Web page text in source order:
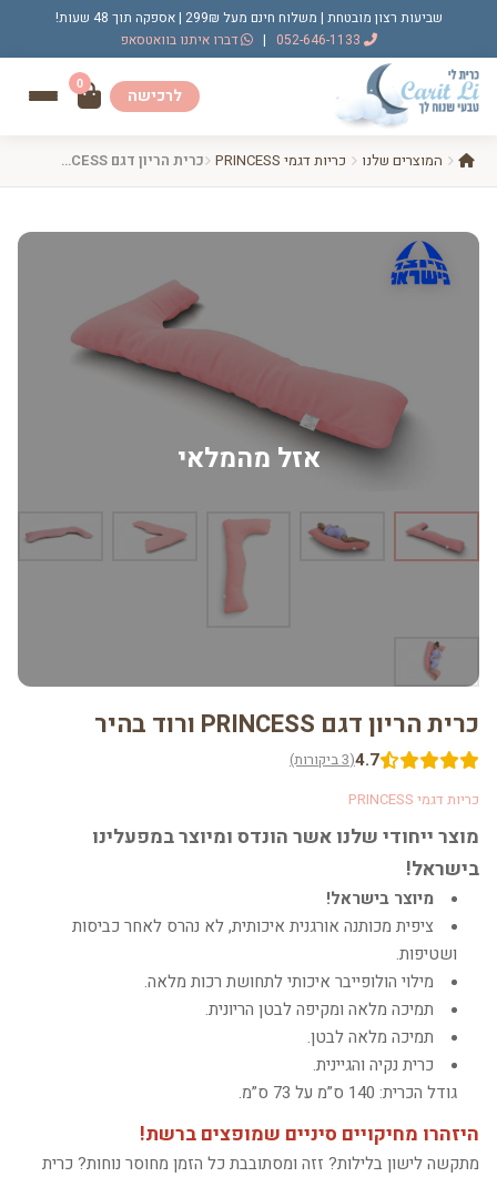
שביעות רצון מובטחת | משלוח חינם מעל 299₪ | אספקה תוך 48 שעות!
| דברו איתנו בוואטסאפ
לרכישה
0
המוצרים שלנו כריות דגמי PRINCESS כרית הריון דגם PRINCESS ורוד בהיר
אזל מהמלאי
כרית הריון דגם PRINCESS ורוד בהיר
4.7(3 ביקורות)
כריות דגמי PRINCESS
מוצר ייחודי שלנו אשר הונדס ומיוצר במפעלינו
בישראל!
מיוצר בישראל!
ציפית מכותנה אורגנית איכותית, לא נהרס לאחר כביסות
ושטיפות.
מילוי הולופייבר איכותי לתחושת רכות מלאה.
תמיכה מלאה ומקיפה לבטן הריונית.
תמיכה מלאה לבטן.
כרית נקיה והגיינית.
גודל הכרית: 140 ס”מ על 73 ס”מ.
היזהרו מחיקויים סיניים שמופצים ברשת!
מתקשה לישון בלילות? זזה ומסתובבת כל הזמן מחוסר נוחות? כרית